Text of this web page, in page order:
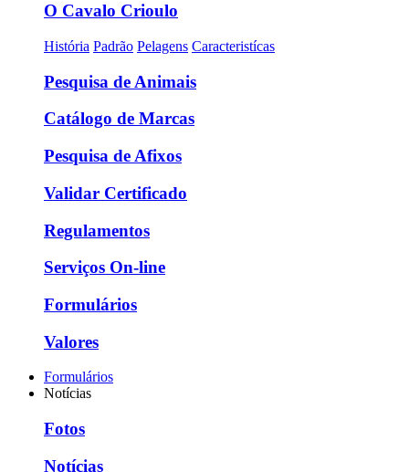
O Cavalo Crioulo
História Padrão Pelagens Caracteristícas
Pesquisa de Animais
Catálogo de Marcas
Pesquisa de Afixos
Validar Certificado
Regulamentos
Serviços On-line
Formulários
Valores
Formulários
Notícias
Fotos
Notícias